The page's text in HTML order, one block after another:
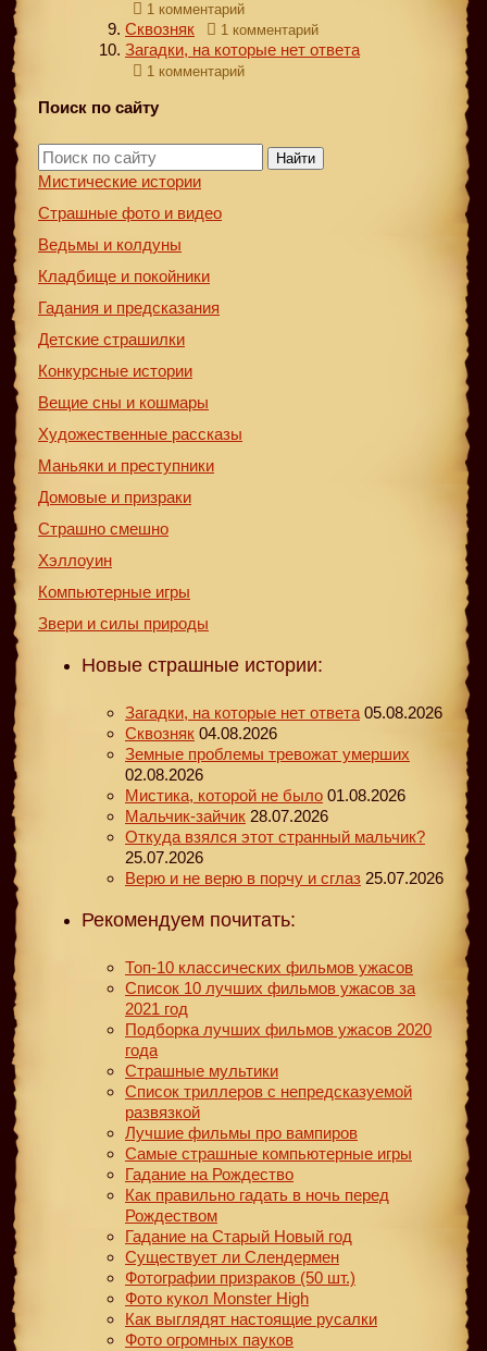
1 комментарий
Сквозняк 1 комментарий
Загадки, на которые нет ответа
1 комментарий
Поиск по сайту
Найти
Мистические истории
Страшные фото и видео
Ведьмы и колдуны
Кладбище и покойники
Гадания и предсказания
Детские страшилки
Конкурсные истории
Вещие сны и кошмары
Художественные рассказы
Маньяки и преступники
Домовые и призраки
Страшно смешно
Хэллоуин
Компьютерные игры
Звери и силы природы
Новые страшные истории:
Загадки, на которые нет ответа 05.08.2026
Сквозняк 04.08.2026
Земные проблемы тревожат умерших
02.08.2026
Мистика, которой не было 01.08.2026
Мальчик-зайчик 28.07.2026
Откуда взялся этот странный мальчик?
25.07.2026
Верю и не верю в порчу и сглаз 25.07.2026
Рекомендуем почитать:
Топ-10 классических фильмов ужасов
Список 10 лучших фильмов ужасов за
2021 год
Подборка лучших фильмов ужасов 2020
года
Страшные мультики
Список триллеров с непредсказуемой
развязкой
Лучшие фильмы про вампиров
Самые страшные компьютерные игры
Гадание на Рождество
Как правильно гадать в ночь перед
Рождеством
Гадание на Старый Новый год
Существует ли Слендермен
Фотографии призраков (50 шт.)
Фото кукол Monster High
Как выглядят настоящие русалки
Фото огромных пауков